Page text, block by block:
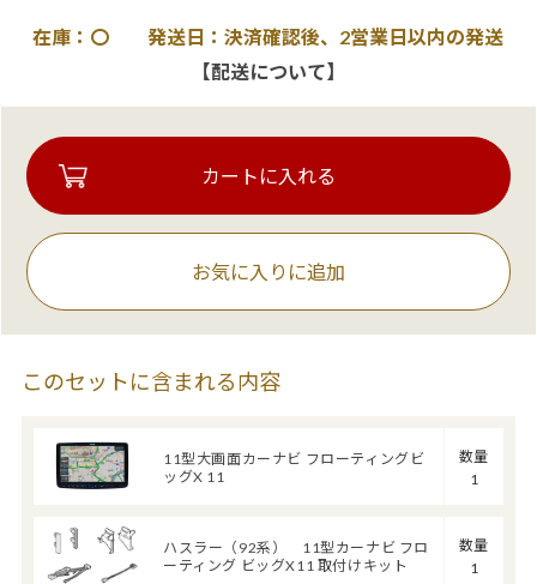
在庫：〇 発送日：決済確認後、2営業日以内の発送
【配送について】
お気に入りに追加
このセットに含まれる内容
11型大画面カーナビ フローティングビ
ッグX 11
数量
1
ハスラー（92系） 11型カーナビ フロ
ーティング ビッグX11 取付けキット
数量
1